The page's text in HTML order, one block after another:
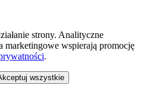
strony. Analityczne
marketingowe wspierają promocję
.
wszystkie